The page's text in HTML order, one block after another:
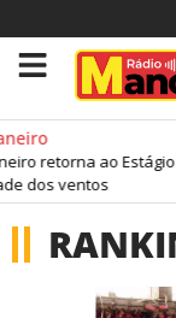
retorna ao
dos ventos